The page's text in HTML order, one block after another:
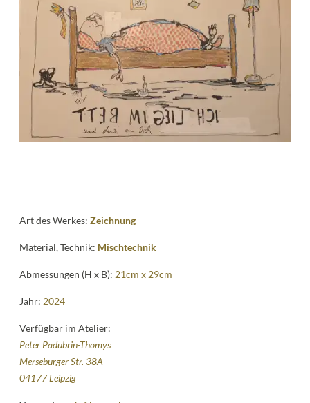
Vita
News
Kontakt
Art des Werkes:Zeichnung
Material, Technik: Mischtechnik
Abmessungen (H x B): 21cm x 29cm
Jahr: 2024
Verfügbar im Atelier:
Peter Padubrin-Thomys
Merseburger Str. 38A
04177 Leipzig